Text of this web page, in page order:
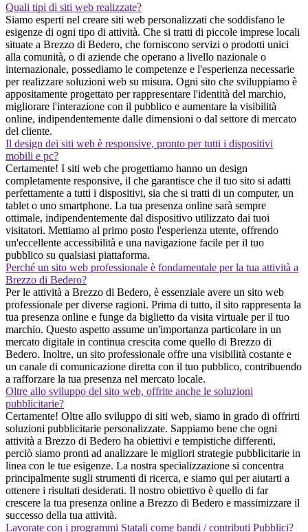
Quali tipi di siti web realizzate?
Siamo esperti nel creare siti web personalizzati che soddisfano le
esigenze di ogni tipo di attività. Che si tratti di piccole imprese locali
situate a Brezzo di Bedero, che forniscono servizi o prodotti unici
alla comunità, o di aziende che operano a livello nazionale o
internazionale, possediamo le competenze e l'esperienza necessarie
per realizzare soluzioni web su misura. Ogni sito che sviluppiamo è
appositamente progettato per rappresentare l'identità del marchio,
migliorare l'interazione con il pubblico e aumentare la visibilità
online, indipendentemente dalle dimensioni o dal settore di mercato
del cliente.
Il design dei siti web è responsive, pronto per tutti i dispositivi
mobili e pc?
Certamente! I siti web che progettiamo hanno un design
completamente responsive, il che garantisce che il tuo sito si adatti
perfettamente a tutti i dispositivi, sia che si tratti di un computer, un
tablet o uno smartphone. La tua presenza online sarà sempre
ottimale, indipendentemente dal dispositivo utilizzato dai tuoi
visitatori. Mettiamo al primo posto l'esperienza utente, offrendo
un'eccellente accessibilità e una navigazione facile per il tuo
pubblico su qualsiasi piattaforma.
Perché un sito web professionale è fondamentale per la tua attività a
Brezzo di Bedero?
Per le attività a Brezzo di Bedero, è essenziale avere un sito web
professionale per diverse ragioni. Prima di tutto, il sito rappresenta la
tua presenza online e funge da biglietto da visita virtuale per il tuo
marchio. Questo aspetto assume un'importanza particolare in un
mercato digitale in continua crescita come quello di Brezzo di
Bedero. Inoltre, un sito professionale offre una visibilità costante e
un canale di comunicazione diretta con il tuo pubblico, contribuendo
a rafforzare la tua presenza nel mercato locale.
Oltre allo sviluppo del sito web, offrite anche le soluzioni
pubblicitarie?
Certamente! Oltre allo sviluppo di siti web, siamo in grado di offrirti
soluzioni pubblicitarie personalizzate. Sappiamo bene che ogni
attività a Brezzo di Bedero ha obiettivi e tempistiche differenti,
perciò siamo pronti ad analizzare le migliori strategie pubblicitarie in
linea con le tue esigenze. La nostra specializzazione si concentra
principalmente sugli strumenti di ricerca, e siamo qui per aiutarti a
ottenere i risultati desiderati. Il nostro obiettivo è quello di far
crescere la tua presenza online a Brezzo di Bedero e massimizzare il
successo della tua attività.
Lavorate con i programmi Statali come bandi / contributi Pubblici?